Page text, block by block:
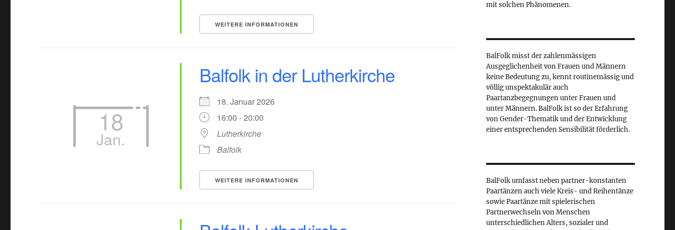
WEITERE INFORMATIONEN
18
Jan.
Balfolk in der Lutherkirche
18. Januar 2026
16:00 - 20:00
Lutherkirche
Balfolk
WEITERE INFORMATIONEN
mit solchen Phänomenen.
BalFolk misst der zahlenmässigen
Ausgeglichenheit von Frauen und Männern
keine Bedeutung zu, kennt routinemässig und
völlig unspektakulär auch
Paartanzbegegnungen unter Frauen und
unter Männern. BalFolk ist so der Erfahrung
von Gender-Thematik und der Entwicklung
einer entsprechenden Sensibilität förderlich.
BalFolk umfasst neben partner-konstanten
Paartänzen auch viele Kreis- und Reihentänze
sowie Paartänze mit spielerischen
Partnerwechseln von Menschen
unterschiedlichen Alters, sozialer und